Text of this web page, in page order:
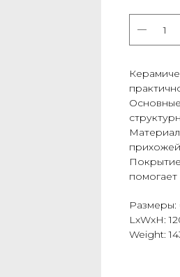
Размеры:
LxWxH:
Weight: